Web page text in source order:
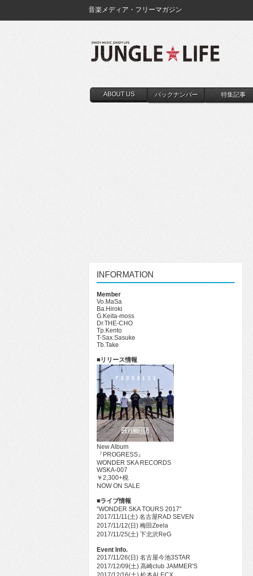
音楽メディア・フリーマガジン
ABOUT US バックナンバー 特集記事
INFORMATION
Member
Vo.MaSa
Ba.Hiroki
G.Keita-moss
Dr.THE-CHO
Tp.Kento
T-Sax.Sasuke
Tb.Take
■リリース情報
New Album
『PROGRESS』
WONDER SKA RECORDS
WSKA-007
￥2,300+税
NOW ON SALE
■ライブ情報
“WONDER SKA TOURS 2017”
2017/11/11(土) 名古屋RAD SEVEN
2017/11/12(日) 梅田Zeela
2017/11/25(土) 下北沢ReG
Event Info.
2017/11/26(日) 名古屋今池3STAR
2017/12/09(土) 高崎club JAMMER'S